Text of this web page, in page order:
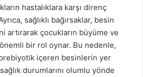
hastalıklara karşı direnç
sağlıklı bağırsaklar, besin
artırarak çocukların büyüme ve
bir rol oynar. Bu nedenle,
içeren besinlerin yer
durumlarını olumlu yönde